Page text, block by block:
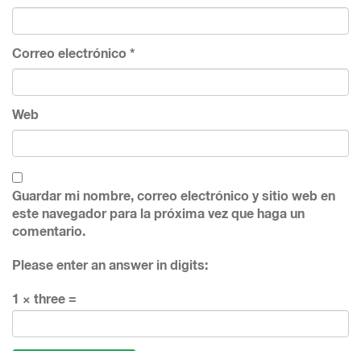
Correo electrónico *
Web
Guardar mi nombre, correo electrónico y sitio web en
este navegador para la próxima vez que haga un
comentario.
Please enter an answer in digits:
1 × three =